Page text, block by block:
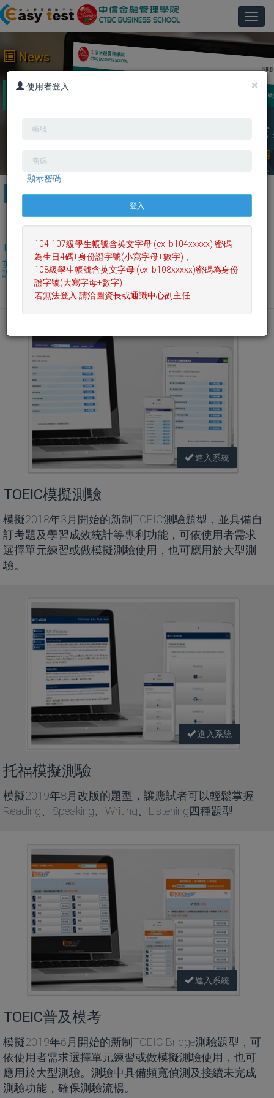
News
2016/12/22 Easy test線上學習測驗平台已經建置完
成，歡迎踴躍使用。
ALL 英文檢定 英文聽力閱讀 英文口說寫作 英文單字文法
日文學習測驗 客製化系統
TOEIC模擬測驗 托福模擬測驗 TOEIC普及模考
單字測驗系統
英文口說測驗(AI
評分)
多益訓練課程 日文學習課程 YouTube頻道
英文電子書
進入系統
TOEIC模擬測驗
模擬2018年3月開始的新制TOEIC測驗題型，並具備自
訂考題及學習成效統計等專利功能，可依使用者需求
選擇單元練習或做模擬測驗使用，也可應用於大型測
驗。
進入系統
托福模擬測驗
模擬2019年8月改版的題型，讓應試者可以輕鬆掌握
Reading、Speaking、Writing、Listening四種題型
進入系統
TOEIC普及模考
模擬2019年6月開始的新制TOEIC Bridge測驗題型，可
依使用者需求選擇單元練習或做模擬測驗使用，也可
應用於大型測驗。測驗中具備頻寬偵測及接續未完成
測驗功能，確保測驗流暢。
×
使用者登入
顯示密碼
104-107級學生帳號含英文字母 (ex. b104xxxxx) 密碼
為生日4碼+身份證字號(小寫字母+數字)，
108級學生帳號含英文字母 (ex. b108xxxxx)密碼為身份
證字號(大寫字母+數字)
若無法登入 請洽圖資長或通識中心副主任